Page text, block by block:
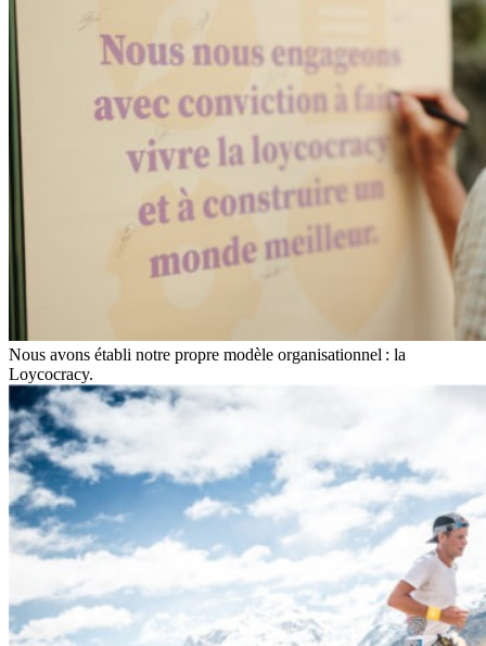
Nous avons établi notre propre modèle organisationnel : la
Loycocracy.